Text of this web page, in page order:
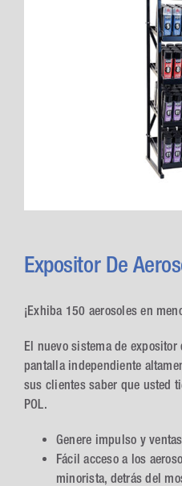
Expositor De
¡Exhiba 150 aerosoles en
El nuevo sistema de expositor
pantalla independiente
sus clientes saber que usted
POL.
Genere impulso y
Fácil acceso a los
minorista, detrás del